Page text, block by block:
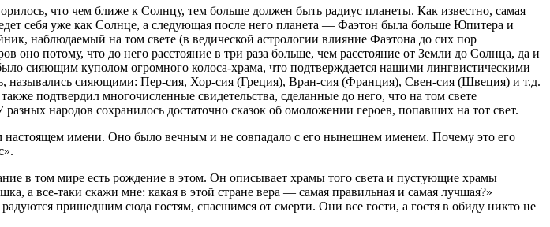
что чем ближе к Солнцу, тем больше должен быть радиус планеты. Как известно, самая
себя уже как Солнце, а следующая после него планета — Фаэтон была больше Юпитера и
наблюдаемый на том свете (в ведической астрологии влияние Фаэтона до сих пор
потому, что до него расстояние в три раза больше, чем расстояние от Земли до Солнца, да и
сияющим куполом огромного колоса-храма, что подтверждается нашими лингвистическими
сияющими: Пер-сия, Хор-сия (Греция), Вран-сия (Франция), Свен-сия (Швеция) и т.д.
подтвердил многочисленные свидетельства, сделанные до него, что на том свете
народов сохранилось достаточно сказок об омоложении героев, попавших на тот свет.
имени. Оно было вечным и не совпадало с его нынешнем именем. Почему это его
в том мире есть рождение в этом. Он описывает храмы того света и пустующие храмы
а все-таки скажи мне: какая в этой стране вера — самая правильная и самая лучшая?»
пришедшим сюда гостям, спасшимся от смерти. Они все гости, а гостя в обиду никто не